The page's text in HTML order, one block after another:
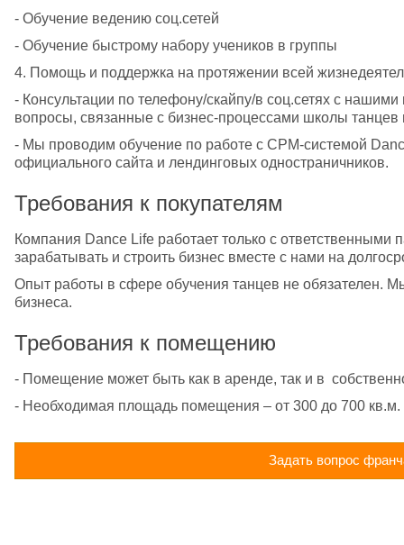
- Обучение ведению соц.сетей
- Обучение быстрому набору учеников в группы
4. Помощь и поддержка на протяжении всей
- Консультации по телефону/скайпу/в соц.сетях с
вопросы, связанные с бизнес-процессами школы танцев
- Мы проводим обучение по работе с СРМ-системой
официального сайта и лендинговых одностраничников.
Требования к покупателям
Компания Dance Life работает только с ответственными
зарабатывать и строить бизнес вместе с нами на
Опыт работы в сфере обучения танцев не обязателен.
бизнеса.
Требования к помещению
- Помещение может быть как в аренде, так и в
- Необходимая площадь помещения – от 300 до 700 кв.м.
Задать вопрос